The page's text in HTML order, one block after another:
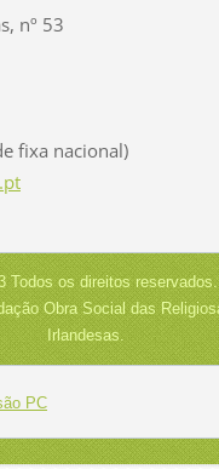
nº 53
fixa nacional)
Todos os direitos reservados.
Obra Social das
Irlandesas.
PC